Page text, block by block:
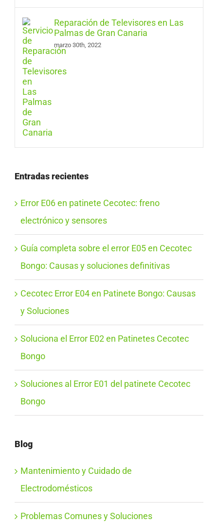
Reparación de Televisores en Las
Palmas de Gran Canaria
marzo 30th, 2022
Entradas recientes
Error E06 en patinete Cecotec: freno
electrónico y sensores
Guía completa sobre el error E05 en Cecotec
Bongo: Causas y soluciones definitivas
Cecotec Error E04 en Patinete Bongo: Causas
y Soluciones
Soluciona el Error E02 en Patinetes Cecotec
Bongo
Soluciones al Error E01 del patinete Cecotec
Bongo
Blog
Mantenimiento y Cuidado de
Electrodomésticos
Problemas Comunes y Soluciones